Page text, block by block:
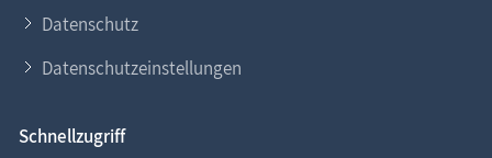
Datenschutz
Datenschutzeinstellungen
Schnellzugriff